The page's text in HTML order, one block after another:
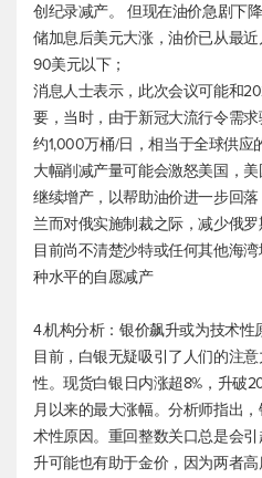
创纪录减产。 但现在油价急剧下
储加息后美元大涨，油价已从最
90美元以下；
消息人士表示，此次会议可能和
要，当时，由于新冠大流行令需
约1,000万桶/日，相当于全球供应
大幅削减产量可能会激怒美国，
继续增产，以帮助油价进一步回
兰而对俄实施制裁之际，减少俄罗
目前尚不清楚沙特或任何其他海
种水平的自愿减产
4.机构分析：银价飙升或为技术性
目前，白银无疑吸引了人们的注
性。现货白银日内涨超8%，升破
月以来的最大涨幅。分析师指出
术性原因。重回整数关口总是会
升可能也有助于金价，因为两者